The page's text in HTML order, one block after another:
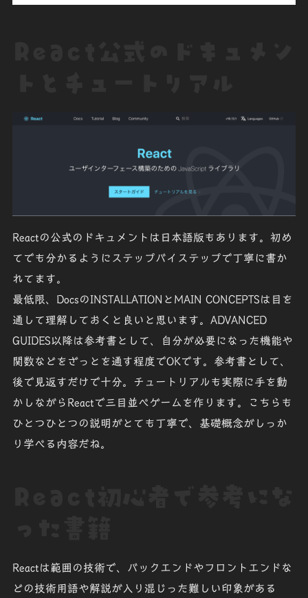
Reactの公式のドキュメントは日本語版もあります。初め
てでも分かるようにステップバイステップで丁寧に書か
れてます。
最低限、DocsのINSTALLATIONとMAIN CONCEPTSは目を
通して理解しておくと良いと思います。ADVANCED
GUIDES以降は参考書として、自分が必要になった機能や
関数などをざっとを通す程度でOKです。参考書として、
後で見返すだけで十分。チュートリアルも実際に手を動
かしながらReactで三目並べゲームを作ります。こちらも
ひとつひとつの説明がとても丁寧で、基礎概念がしっか
り学べる内容だね。
Reactは範囲の技術で、バックエンドやフロントエンドな
どの技術用語や解説が入り混じった難しい印象がある